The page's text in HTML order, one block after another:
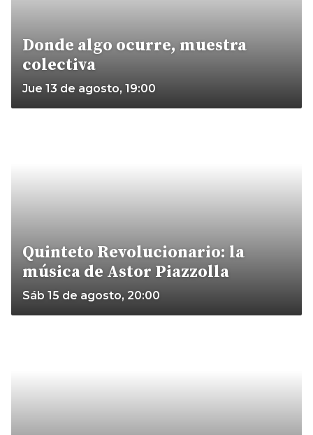
Donde algo ocurre, muestra
colectiva
Jue 13 de agosto, 19:00
Quinteto Revolucionario: la
música de Astor Piazzolla
Sáb 15 de agosto, 20:00